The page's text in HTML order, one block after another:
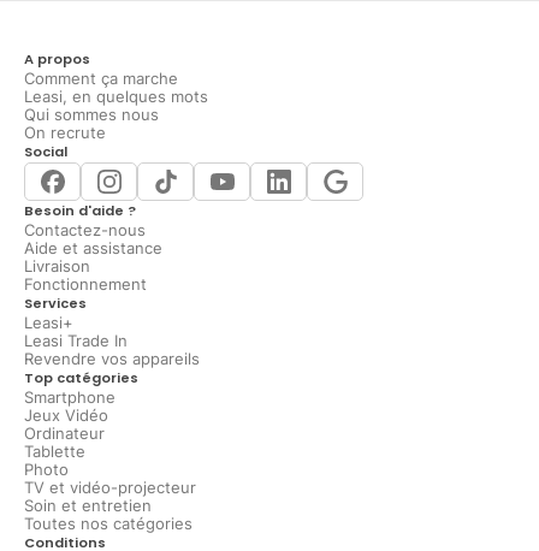
A propos
Comment ça marche
Leasi, en quelques mots
Qui sommes nous
On recrute
Social
Besoin d'aide ?
Contactez-nous
Aide et assistance
Livraison
Fonctionnement
Services
Leasi+
Leasi Trade In
Revendre vos appareils
Top catégories
Smartphone
Jeux Vidéo
Ordinateur
Tablette
Photo
TV et vidéo-projecteur
Soin et entretien
Toutes nos catégories
Conditions